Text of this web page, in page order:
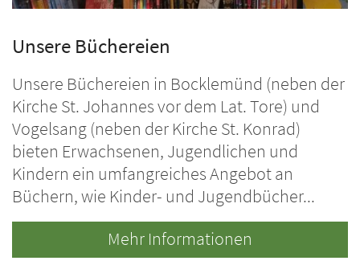
Unsere Büchereien
Unsere Büchereien in Bocklemünd (neben der
Kirche St. Johannes vor dem Lat. Tore) und
Vogelsang (neben der Kirche St. Konrad)
bieten Erwachsenen, Jugendlichen und
Kindern ein umfangreiches Angebot an
Büchern, wie Kinder- und Jugendbücher...
Mehr Informationen